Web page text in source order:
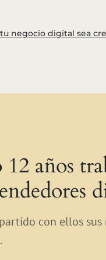
negocio digital sea
años
con ellos